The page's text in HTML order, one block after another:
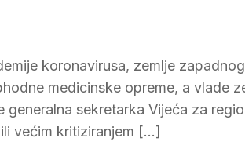
koronavirusa, zemlje
medicinske opreme, a vlade
generalna sekretarka Vijeća za
većim kritiziranjem […]